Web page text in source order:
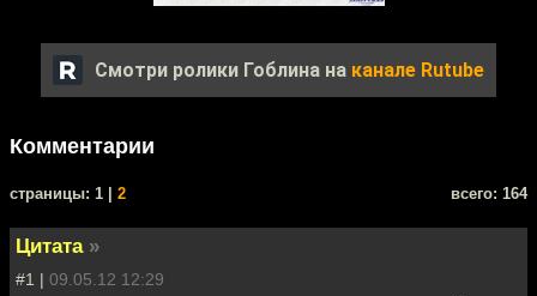
Смотри ролики Гоблина на канале Rutube
Комментарии
cтраницы: 1 | 2 всего: 164
Цитата »
#1 | 09.05.12 12:29